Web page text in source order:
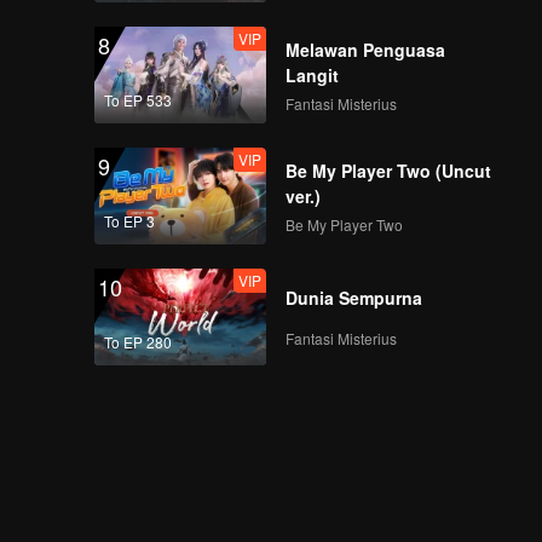
8
To EP 533
VIP
Melawan Penguasa
Langit
Fantasi Misterius
9
To EP 3
VIP
Be My Player Two (Uncut
ver.)
Be My Player Two
10
To EP 280
VIP
Dunia Sempurna
Fantasi Misterius